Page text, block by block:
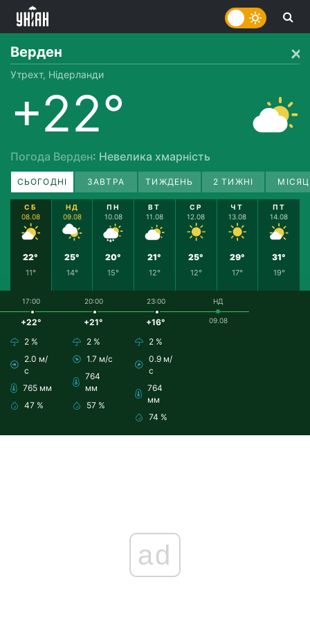
Верден
Утрехт, Нідерланди
+22°
Погода Верден: Невелика хмарність
СЬОГОДНІ ЗАВТРА ТИЖДЕНЬ 2 ТИЖНІ
СБ
08.08
22°
11°
НД
09.08
25°
14°
ПН
10.08
20°
15°
ВТ
11.08
21°
12°
СР
12.08
25°
12°
ЧТ
13.08
29°
17°
ПТ
14.08
31°
19°
17:00
+22°
2 %
2.0 м/
с
765 мм
47 %
20:00
+21°
2 %
1.7 м/с
764
мм
57 %
23:00
+16°
2 %
0.9 м/
с
764
мм
74 %
НД
09.08
ad